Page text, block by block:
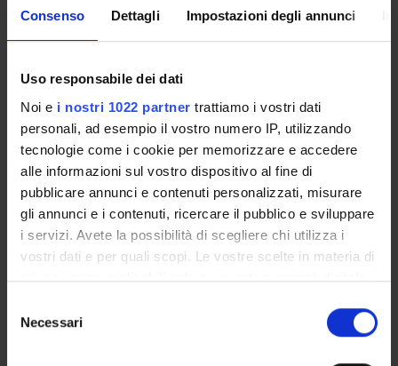
Consenso Dettagli Impostazioni degli annunci
Uso responsabile dei dati
Noi e i nostri 1022 partner trattiamo i vostri dati
personali, ad esempio il vostro numero IP, utilizzando
tecnologie come i cookie per memorizzare e accedere
alle informazioni sul vostro dispositivo al fine di
pubblicare annunci e contenuti personalizzati, misurare
gli annunci e i contenuti, ricercare il pubblico e sviluppare
i servizi. Avete la possibilità di scegliere chi utilizza i
vostri dati e per quali scopi. Le vostre scelte in materia di
privacy sono applicabili solo su questa proprietà digitale
modificare o revocare il proprio consenso in qualsiasi
momento dalla Dichiarazione sui cookie o facendo clic
delNecessari
Stefano Pagliaroli
ACTIVITIES
RESEARCH AREAS
RESEARCH GROUPS
SECTIONS
PHD PROGRAMMES
RESEARCH FACILITIES